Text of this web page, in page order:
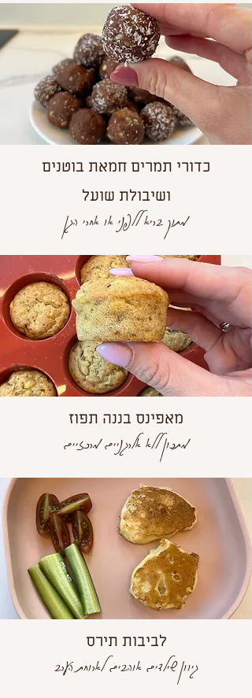
כדורי תמרים חמאת בוטנים
ושיבולת שועל
מתוק בריא ללפני או אחרי הגן
מאפינס בננה תפוז
מתכון ללא אלרגניים מרכזיים
לביבות תירס
גיוון שילדים אוהבים לארוחת הערב